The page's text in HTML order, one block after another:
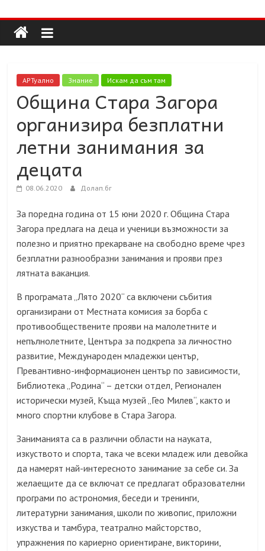
to
content
Долап
БГ
култура|
изкуство|
пътешествия|
мода|
събития|
кухня|
минало|
АРТуално Знание Искам да съм там
Община Стара Загора
организира безплатни
летни занимания за
децата
08.06.2020 Долап.бг
За поредна година от 15 юни 2020 г. Община Стара
Загора предлага на деца и ученици възможности за
полезно и приятно прекарване на свободно време чрез
безплатни разнообразни занимания и прояви през
лятната ваканция.
В програмата „Лято 2020“ са включени събития
организирани от Местната комисия за борба с
противообществените прояви на малолетните и
непълнолетните, Центъра за подкрепа за личностно
развитие, Международен младежки център,
Превантивно-информационен център по зависимости,
Библиотека „Родина“ – детски отдел, Регионален
исторически музей, Къща музей „Гео Милев“, както и
много спортни клубове в Стара Загора.
Заниманията са в различни области на науката,
изкуството и спорта, така че всеки младеж или девойка
да намерят най-интересното занимание за себе си. За
желаещите да се включат се предлагат образователни
програми по астрономия, беседи и тренинги,
литературни занимания, школи по живопис, приложни
изкуства и тамбура, театрално майсторство,
упражнения по кариерно ориентиране, викторини,